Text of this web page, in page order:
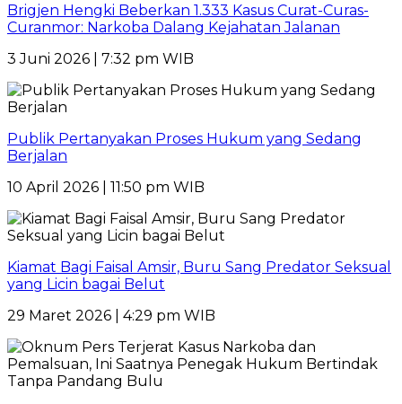
Brigjen Hengki Beberkan 1.333 Kasus Curat-Curas-
Curanmor: Narkoba Dalang Kejahatan Jalanan
3 Juni 2026 | 7:32 pm WIB
Publik Pertanyakan Proses Hukum yang Sedang
Berjalan
10 April 2026 | 11:50 pm WIB
Kiamat Bagi Faisal Amsir, Buru Sang Predator Seksual
yang Licin bagai Belut
29 Maret 2026 | 4:29 pm WIB